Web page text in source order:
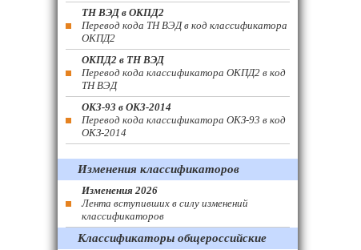
ТН ВЭД в ОКПД2
Перевод кода ТН ВЭД в код классификатора
ОКПД2
ОКПД2 в ТН ВЭД
Перевод кода классификатора ОКПД2 в код
ТН ВЭД
ОКЗ-93 в ОКЗ-2014
Перевод кода классификатора ОКЗ-93 в код
ОКЗ-2014
Изменения классификаторов
Изменения 2026
Лента вступивших в силу изменений
классификаторов
Классификаторы общероссийские